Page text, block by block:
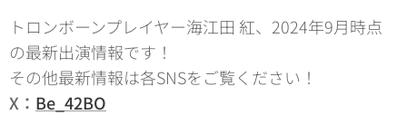
トロンボーンプレイヤー海江田 紅、2024年9月時点
の最新出演情報です！
その他最新情報は各SNSをご覧ください！
X： Be_42BO